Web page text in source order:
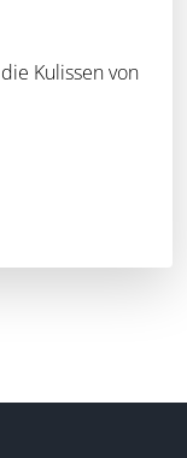
Kulissen von